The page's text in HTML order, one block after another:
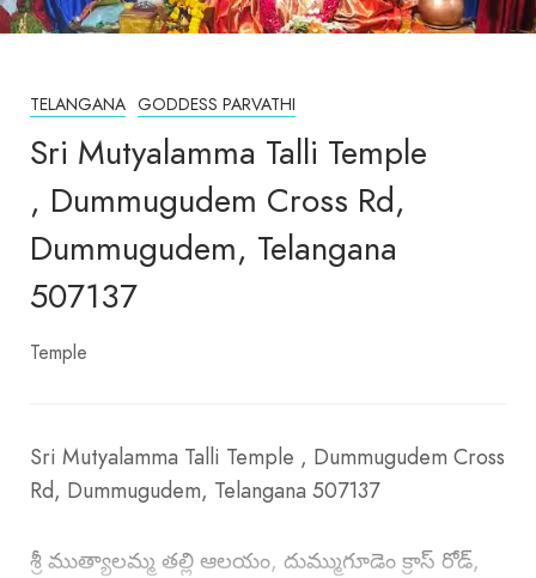
TELANGANA GODDESS PARVATHI
Sri Mutyalamma Talli Temple
, Dummugudem Cross Rd,
Dummugudem, Telangana
507137
Temple
Sri Mutyalamma Talli Temple , Dummugudem Cross
Rd, Dummugudem, Telangana 507137
శ్రీ ముత్యాలమ్మ తల్లి ఆలయం, దుమ్ముగూడెం క్రాస్ రోడ్,